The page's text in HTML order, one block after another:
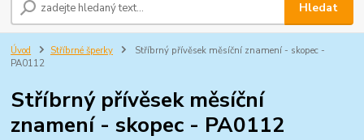
Hledat
Úvod Stříbrné šperky
Stříbrný přívěsek měsíční znamení - skopec -
PA0112
Stříbrný přívěsek měsíční
znamení - skopec - PA0112